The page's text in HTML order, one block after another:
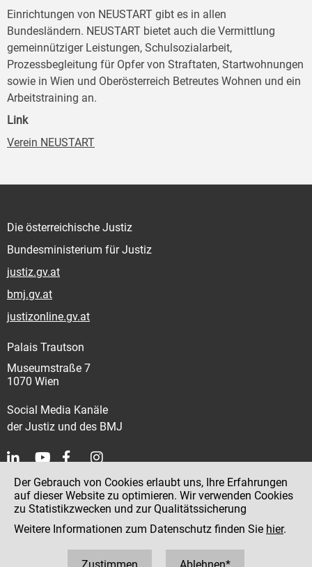
Einrichtungen von NEUSTART gibt es in allen
Bundesländern. NEUSTART bietet auch die Vermittlung
gemeinnütziger Leistungen, Schulsozialarbeit,
Prozessbegleitung für Opfer von Straftaten, Startwohnungen
sowie in Wien und Oberösterreich Betreutes Wohnen und ein
Arbeitstraining an.
Link
Verein NEUSTART
Die österreichische Justiz
Bundesministerium für Justiz
justiz.gv.at
bmj.gv.at
justizonline.gv.at
Palais Trautson
Museumstraße 7
1070 Wien
Social Media Kanäle
der Justiz und des BMJ
Kontakt
Impressum
Datenschutz
Der Gebrauch von Cookies erlaubt uns, Ihre Erfahrungen
auf dieser Website zu optimieren. Wir verwenden Cookies
zu Statistikzwecken und zur Qualitätssicherung
Weitere Informationen zum Datenschutz finden Sie hier.